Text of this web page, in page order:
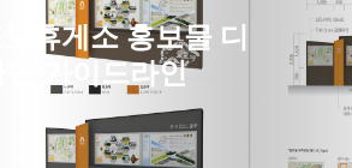
휴게소 홍보물 디
인 가이드라인